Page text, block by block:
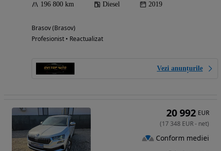
196 800 km Diesel 2019
Brasov (Brasov)
Profesionist • Reactualizat
Vezi anunțurile
20 992 EUR
(17 348 EUR- net)
Conform mediei